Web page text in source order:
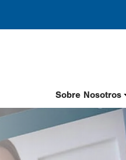
Header
Nav
Spanish
Sobre Nosotros